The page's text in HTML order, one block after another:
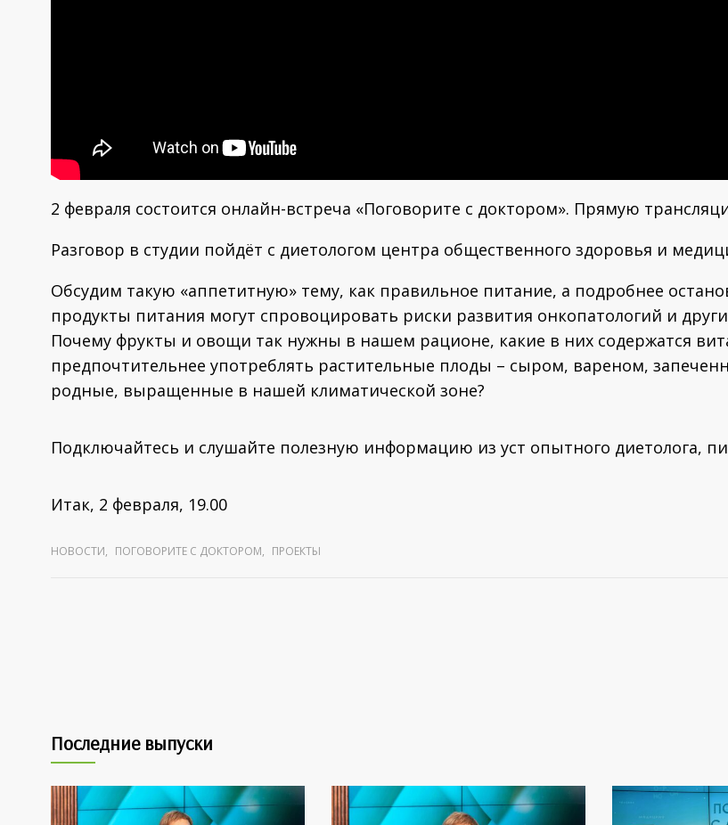
2 февраля состоится онлайн-встреча «Поговорите с доктором». Прямую
Разговор в студии пойдёт с диетологом центра общественного здоровья и
Обсудим такую «аппетитную» тему, как правильное питание, а подробнее
продукты питания могут спровоцировать риски развития онкопатологий и
Почему фрукты и овощи так нужны в нашем рационе, какие в них содержатся
предпочтительнее употреблять растительные плоды – сыром, вареном,
родные, выращенные в нашей климатической зоне?
Подключайтесь и слушайте полезную информацию из уст опытного диетолога,
Итак, 2 февраля, 19.00
НОВОСТИ, ПОГОВОРИТЕ С ДОКТОРОМ, ПРОЕКТЫ
Последние выпуски